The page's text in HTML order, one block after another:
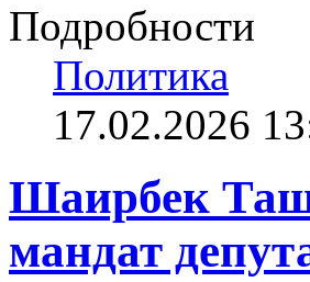
Подробности
Политика
17.02.2026
Шаирбек
мандат